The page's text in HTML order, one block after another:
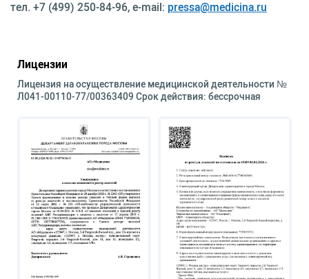
тел. +7 (499) 250-84-96, e-mail: pressa@medicina.ru
Лицензии
Лицензия на осуществление медицинской деятельности №
Л041-00110-77/00363409 Срок действия: бессрочная